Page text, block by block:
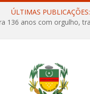
ÚLTIMAS PUBLICAÇÕES: